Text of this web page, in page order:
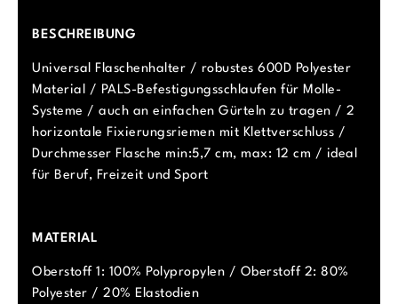
BESCHREIBUNG
Universal Flaschenhalter / robustes 600D Polyester
Material / PALS-Befestigungsschlaufen für Molle-
Systeme / auch an einfachen Gürteln zu tragen / 2
horizontale Fixierungsriemen mit Klettverschluss /
Durchmesser Flasche min:5,7 cm, max: 12 cm / ideal
für Beruf, Freizeit und Sport
MATERIAL
Oberstoff 1: 100% Polypropylen / Oberstoff 2: 80%
Polyester / 20% Elastodien